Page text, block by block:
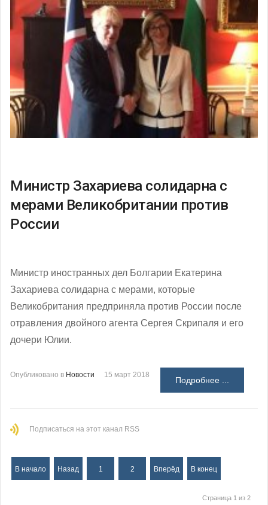
Министр Захариева солидарна с
мерами Великобритании против
России
Министр иностранных дел Болгарии Екатерина
Захариева солидарна с мерами, которые
Великобритания предприняла против России после
отравления двойного агента Сергея Скрипаля и его
дочери Юлии.
Опубликовано в Новости 15 март 2018
Подробнее ...
Подписаться на этот канал RSS
В начало Назад 1 2 Вперёд В конец
Страница 1 из 2